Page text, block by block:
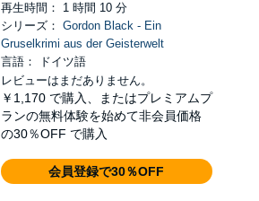
再生時間： 1 時間 10 分
シリーズ： Gordon Black - Ein
Gruselkrimi aus der Geisterwelt
言語： ドイツ語
レビューはまだありません。
￥1,170 で購入、またはプレミアムプ
ランの無料体験を始めて非会員価格
の30％OFF で購入
会員登録で30％OFF